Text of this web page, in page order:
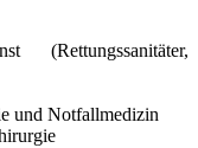
(Rettungssanitäter,
und Notfallmedizin